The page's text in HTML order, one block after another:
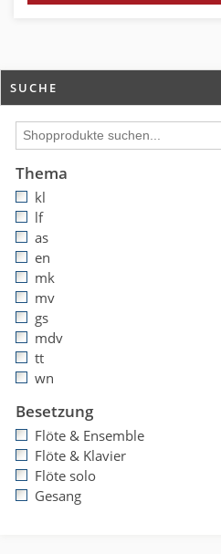
SUCHE
Thema
kl
lf
as
en
mk
mv
gs
mdv
tt
wn
Besetzung
Flöte & Ensemble
Flöte & Klavier
Flöte solo
Gesang